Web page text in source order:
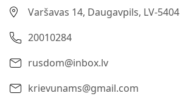
Varšavas 14, Daugavpils, LV-5404
20010284
rusdom@inbox.lv
krievunams@gmail.com